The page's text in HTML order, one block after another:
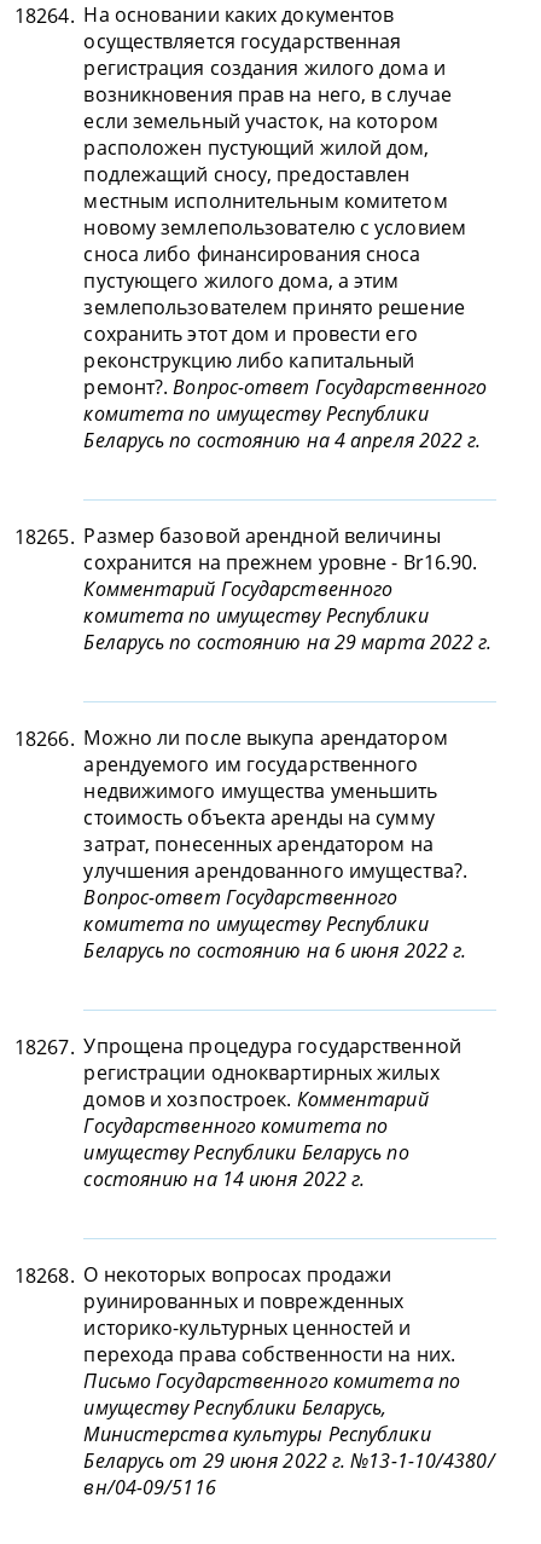
18264. На основании каких документов
осуществляется государственная
регистрация создания жилого дома и
возникновения прав на него, в случае
если земельный участок, на котором
расположен пустующий жилой дом,
подлежащий сносу, предоставлен
местным исполнительным комитетом
новому землепользователю с условием
сноса либо финансирования сноса
пустующего жилого дома, а этим
землепользователем принято решение
сохранить этот дом и провести его
реконструкцию либо капитальный
ремонт?.Вопрос-ответ Государственного
комитета по имуществу Республики
Беларусь по состоянию на 4 апреля 2022 г.
18265. Размер базовой арендной величины
сохранится на прежнем уровне - Br16.90.
Комментарий Государственного
комитета по имуществу Республики
Беларусь по состоянию на 29 марта 2022 г.
18266. Можно ли после выкупа арендатором
арендуемого им государственного
недвижимого имущества уменьшить
стоимость объекта аренды на сумму
затрат, понесенных арендатором на
улучшения арендованного имущества?.
Вопрос-ответ Государственного
комитета по имуществу Республики
Беларусь по состоянию на 6 июня 2022 г.
18267. Упрощена процедура государственной
регистрации одноквартирных жилых
домов и хозпостроек. Комментарий
Государственного комитета по
имуществу Республики Беларусь по
состоянию на 14 июня 2022 г.
18268. О некоторых вопросах продажи
руинированных и поврежденных
историко-культурных ценностей и
перехода права собственности на них.
Письмо Государственного комитета по
имуществу Республики Беларусь,
Министерства культуры Республики
Беларусь от 29 июня 2022 г. №13-1-10/4380/
вн/04-09/5116